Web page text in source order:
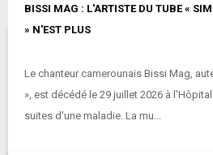
BISSI MAG : L'ARTISTE DU TUBE «
» N'EST PLUS
Le chanteur camerounais Bissi Mag,
», est décédé le 29 juillet 2026 à
suites d'une maladie. La mu...